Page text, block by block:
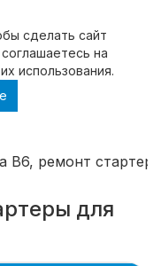
cделать сайт
на
использования.
стартера
B6, ремонт
для